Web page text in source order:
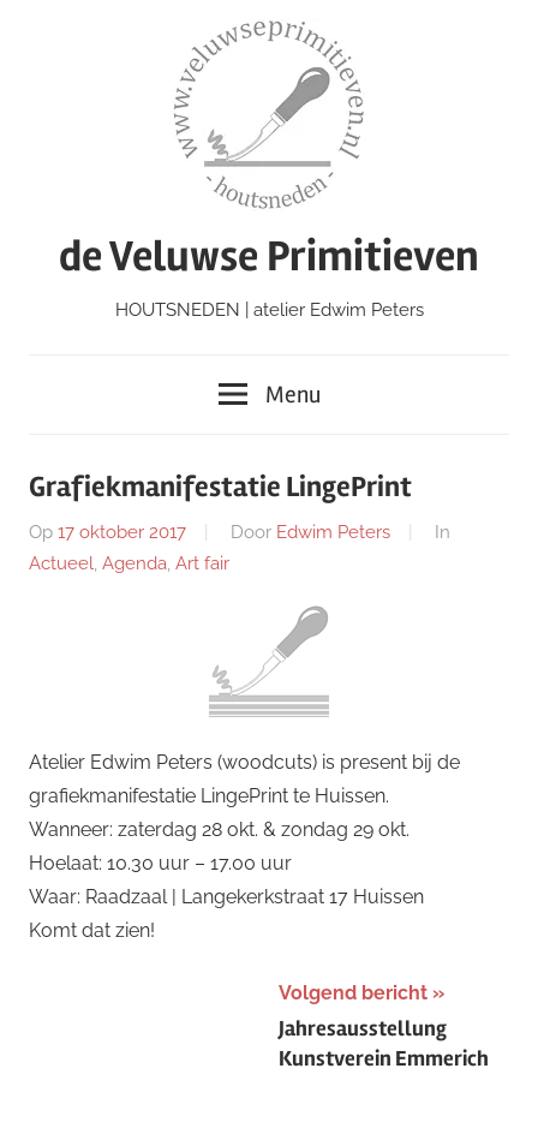
de Veluwse Primitieven
HOUTSNEDEN | atelier Edwim Peters
Menu
Grafiekmanifestatie LingePrint
Op 17 oktober 2017 Door Edwim Peters
In
Actueel, Agenda, Art fair
Atelier Edwim Peters (woodcuts) is present bij de
grafiekmanifestatie LingePrint te Huissen.
Wanneer: zaterdag 28 okt. & zondag 29 okt.
Hoelaat: 10.30 uur – 17.00 uur
Waar: Raadzaal | Langekerkstraat 17 Huissen
Komt dat zien!
Volgend bericht
Jahresausstellung
Kunstverein Emmerich